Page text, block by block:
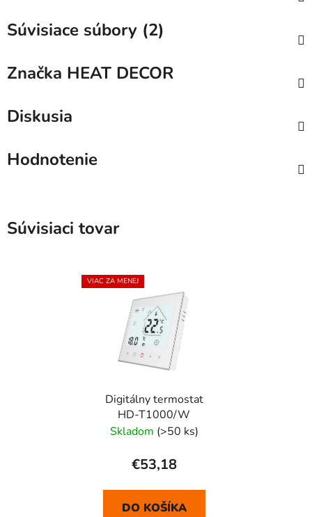
Súvisiace súbory (2)
Značka HEAT DECOR
Diskusia
Hodnotenie
Súvisiaci tovar
VIAC ZA MENEJ
Digitálny termostat
HD-T1000/W
Skladom (>50 ks)
€53,18
DO KOŠÍKA